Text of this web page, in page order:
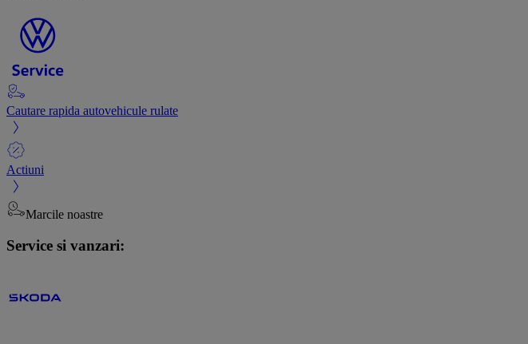
Cautare rapida autovehicule rulate
Actiuni
Marcile noastre
Service si vanzari: